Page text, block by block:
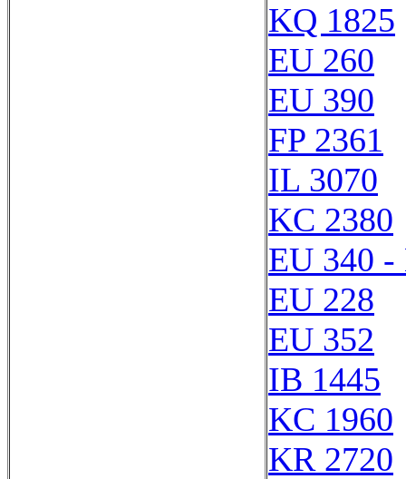
KQ 1825
EU 260
EU 390
FP 2361
IL 3070
KC 2380
EU 340 -
EU 228
EU 352
IB 1445
KC 1960
KR 2720